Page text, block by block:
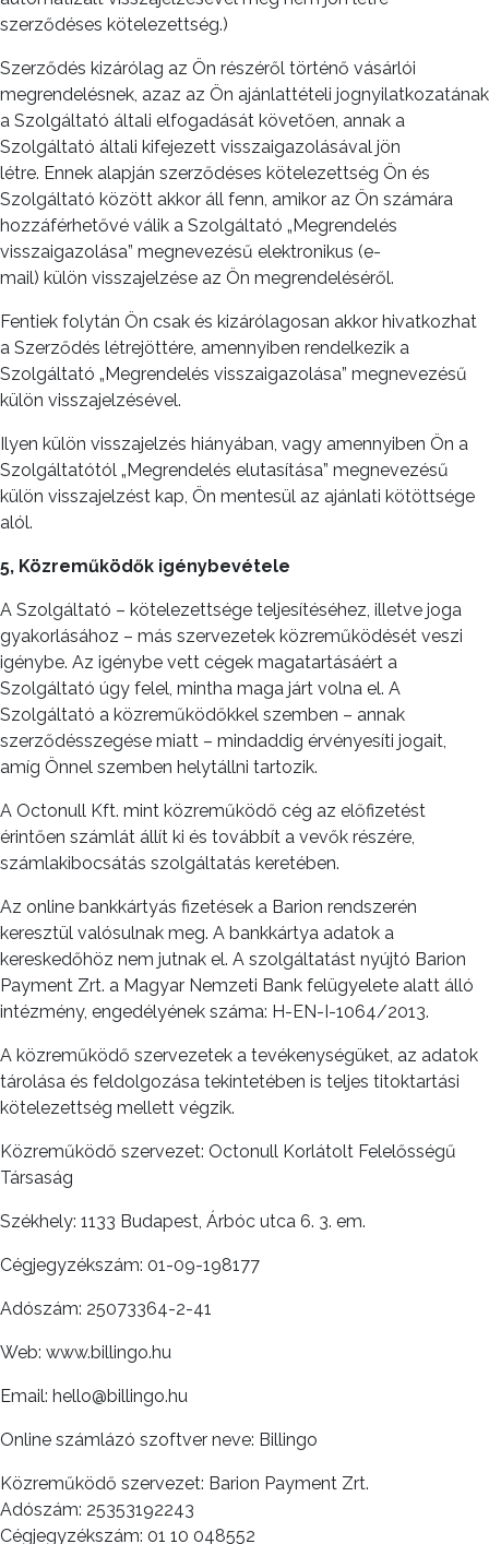
szerződéses kötelezettség.)
Szerződés kizárólag az Ön részéről történő vásárlói
megrendelésnek, azaz az Ön ajánlattételi jognyilatkozatának
a Szolgáltató általi elfogadását követően, annak a
Szolgáltató általi kifejezett visszaigazolásával jön
létre. Ennek alapján szerződéses kötelezettség Ön és
Szolgáltató között akkor áll fenn, amikor az Ön számára
hozzáférhetővé válik a Szolgáltató „Megrendelés
visszaigazolása” megnevezésű elektronikus (e-
mail) külön visszajelzése az Ön megrendeléséről.
Fentiek folytán Ön csak és kizárólagosan akkor hivatkozhat
a Szerződés létrejöttére, amennyiben rendelkezik a
Szolgáltató „Megrendelés visszaigazolása” megnevezésű
külön visszajelzésével.
Ilyen külön visszajelzés hiányában, vagy amennyiben Ön a
Szolgáltatótól „Megrendelés elutasítása” megnevezésű
külön visszajelzést kap, Ön mentesül az ajánlati kötöttsége
alól.
5, Közreműködők igénybevétele
A Szolgáltató – kötelezettsége teljesítéséhez, illetve joga
gyakorlásához – más szervezetek közreműködését veszi
igénybe. Az igénybe vett cégek magatartásáért a
Szolgáltató úgy felel, mintha maga járt volna el. A
Szolgáltató a közreműködőkkel szemben – annak
szerződésszegése miatt – mindaddig érvényesíti jogait,
amíg Önnel szemben helytállni tartozik.
A Octonull Kft. mint közreműködő cég az előfizetést
érintően számlát állít ki és továbbít a vevők részére,
számlakibocsátás szolgáltatás keretében.
Az online bankkártyás fizetések a Barion rendszerén
keresztül valósulnak meg. A bankkártya adatok a
kereskedőhöz nem jutnak el. A szolgáltatást nyújtó Barion
Payment Zrt. a Magyar Nemzeti Bank felügyelete alatt álló
intézmény, engedélyének száma: H-EN-I-1064/2013.
A közreműködő szervezetek a tevékenységüket, az adatok
tárolása és feldolgozása tekintetében is teljes titoktartási
kötelezettség mellett végzik.
Közreműködő szervezet: Octonull Korlátolt Felelősségű
Társaság
Székhely: 1133 Budapest, Árbóc utca 6. 3. em.
Cégjegyzékszám: 01-09-198177
Adószám: 25073364-2-41
Web: www.billingo.hu
Email: hello@billingo.hu
Online számlázó szoftver neve: Billingo
Közreműködő szervezet: Barion Payment Zrt.
Adószám: 25353192243
Cégjegyzékszám: 01 10 048552